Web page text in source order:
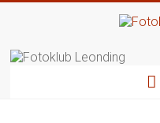
Fotoklub